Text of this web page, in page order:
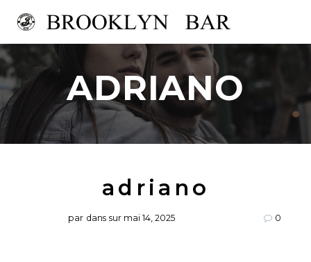
au
ADRIANO
adriano
par dans sur mai 14, 2025 0